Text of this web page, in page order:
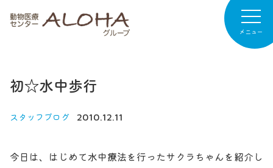
メニュー
病院紹介
専門診療
初☆水中歩行
スタッフブログ 2010.12.11
今日は、はじめて水中療法を行ったサクラちゃんを紹介し